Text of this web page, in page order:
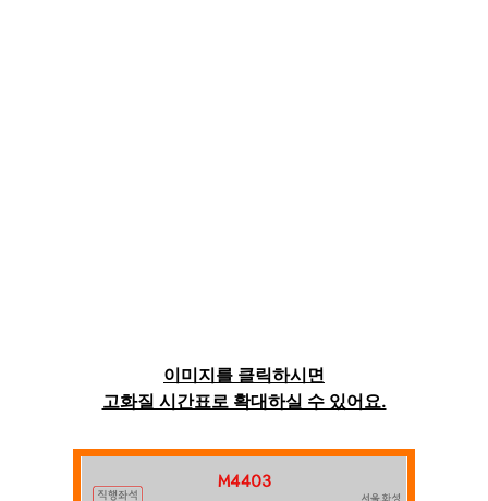
이미지를 클릭하시면
고화질 시간표로 확대하실 수 있어요.